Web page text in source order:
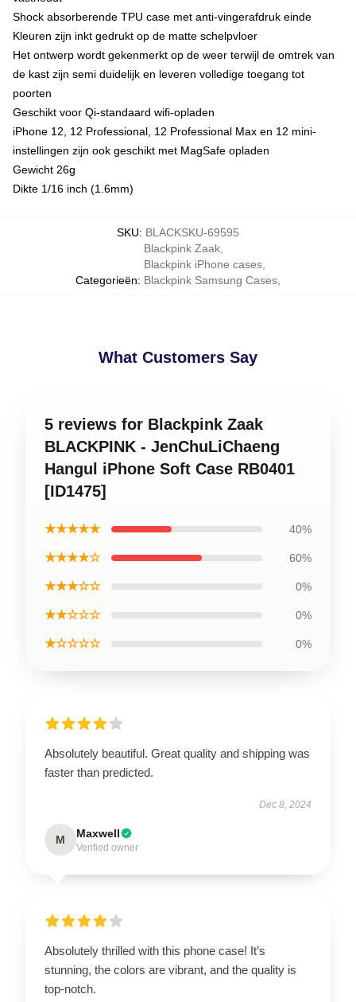
Shock absorberende TPU case met anti-vingerafdruk einde
Kleuren zijn inkt gedrukt op de matte schelpvloer
Het ontwerp wordt gekenmerkt op de weer terwijl de omtrek van
de kast zijn semi duidelijk en leveren volledige toegang tot
poorten
Geschikt voor Qi-standaard wifi-opladen
iPhone 12, 12 Professional, 12 Professional Max en 12 mini-
instellingen zijn ook geschikt met MagSafe opladen
Gewicht 26g
Dikte 1/16 inch (1.6mm)
SKU: BLACKSKU-69595
Categorieën:
Blackpink Zaak
Blackpink iPhone cases
Blackpink Samsung Cases
What Customers Say
5 reviews for Blackpink Zaak
BLACKPINK - JenChuLiChaeng
Hangul iPhone Soft Case RB0401
[ID1475]
★★★★★ 40%
★★★★☆ 60%
★★★☆☆ 0%
★★☆☆☆ 0%
★☆☆☆☆ 0%
Absolutely beautiful. Great quality and shipping was
faster than predicted.
Dec 8, 2024
M Maxwell
Verified owner
Absolutely thrilled with this phone case! It’s
stunning, the colors are vibrant, and the quality is
top-notch.